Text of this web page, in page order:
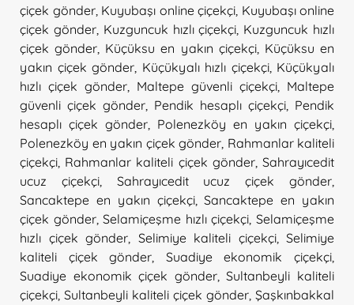
çiçek gönder, Kuyubaşı online çiçekçi Kuyubaşı online
çiçek gönder, Kuzguncuk hızlı çiçekçi Kuzguncuk hızlı
çiçek gönder Küçüksu en yakın çiçekçi, Küçüksu en
yakın çiçek gönder Küçükyalı hızlı çiçekçi, Küçükyalı
hızlı çiçek gönder
Maltepe güvenli çiçekçi
Maltepe
güvenli çiçek gönder Pendik hesaplı çiçekçi Pendik
hesaplı çiçek gönder
Polenezköy en yakın çiçekçi
Polenezköy en yakın çiçek gönder Rahmanlar kaliteli
çiçekçi Rahmanlar kaliteli çiçek gönder,Sahrayıcedit
ucuz çiçekçi, Sahrayıcedit ucuz çiçek gönder
Sancaktepe en yakın çiçekçi,Sancaktepe en yakın
çiçek gönder,Selamiçeşme hızlı çiçekçi ,Selamiçeşme
hızlı çiçek gönder
Selimiye kaliteli çiçekçi, Selimiye
kaliteli çiçek gönder
Suadiye ekonomik çiçekçi
Suadiye ekonomik çiçek gönder,Sultanbeyli kaliteli
çiçekçi Sultanbeyli kaliteli çiçek gönder Şaşkınbakkal